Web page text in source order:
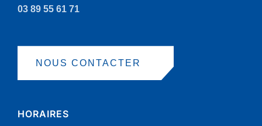
03 89 55 61 71
NOUS CONTACTER
HORAIRES